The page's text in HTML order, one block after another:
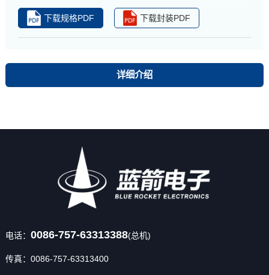
下载规格PDF 下载封装PDF
详细介绍
电话： 0086-757-63313388(总机)
传真：0086-757-63313400